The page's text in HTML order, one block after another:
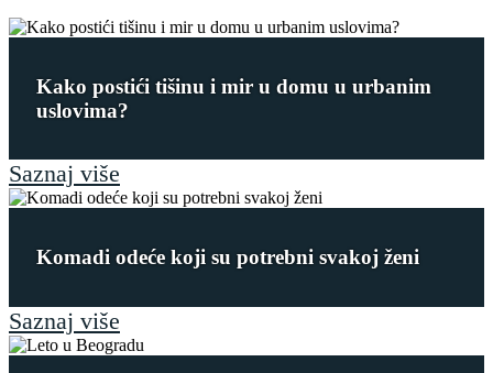
Kako postići tišinu i mir u domu u urbanim
uslovima?
Saznaj više
Komadi odeće koji su potrebni svakoj ženi
Saznaj više